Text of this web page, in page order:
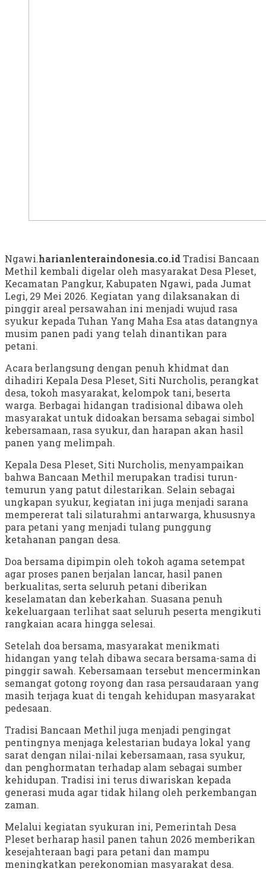
Ngawi.harianlenteraindonesia.co.idTradisi Bancaan
Methil kembali digelar oleh masyarakat Desa Pleset,
Kecamatan Pangkur, Kabupaten Ngawi, pada Jumat
Legi, 29 Mei 2026. Kegiatan yang dilaksanakan di
pinggir areal persawahan ini menjadi wujud rasa
syukur kepada Tuhan Yang Maha Esa atas datangnya
musim panen padi yang telah dinantikan para
petani.
Acara berlangsung dengan penuh khidmat dan
dihadiri Kepala Desa Pleset, Siti Nurcholis, perangkat
desa, tokoh masyarakat, kelompok tani, beserta
warga. Berbagai hidangan tradisional dibawa oleh
masyarakat untuk didoakan bersama sebagai simbol
kebersamaan, rasa syukur, dan harapan akan hasil
panen yang melimpah.
Kepala Desa Pleset, Siti Nurcholis, menyampaikan
bahwa Bancaan Methil merupakan tradisi turun-
temurun yang patut dilestarikan. Selain sebagai
ungkapan syukur, kegiatan ini juga menjadi sarana
mempererat tali silaturahmi antarwarga, khususnya
para petani yang menjadi tulang punggung
ketahanan pangan desa.
Doa bersama dipimpin oleh tokoh agama setempat
agar proses panen berjalan lancar, hasil panen
berkualitas, serta seluruh petani diberikan
keselamatan dan keberkahan. Suasana penuh
kekeluargaan terlihat saat seluruh peserta mengikuti
rangkaian acara hingga selesai.
Setelah doa bersama, masyarakat menikmati
hidangan yang telah dibawa secara bersama-sama di
pinggir sawah. Kebersamaan tersebut mencerminkan
semangat gotong royong dan rasa persaudaraan yang
masih terjaga kuat di tengah kehidupan masyarakat
pedesaan.
Tradisi Bancaan Methil juga menjadi pengingat
pentingnya menjaga kelestarian budaya lokal yang
sarat dengan nilai-nilai kebersamaan, rasa syukur,
dan penghormatan terhadap alam sebagai sumber
kehidupan. Tradisi ini terus diwariskan kepada
generasi muda agar tidak hilang oleh perkembangan
zaman.
Melalui kegiatan syukuran ini, Pemerintah Desa
Pleset berharap hasil panen tahun 2026 memberikan
kesejahteraan bagi para petani dan mampu
meningkatkan perekonomian masyarakat desa.